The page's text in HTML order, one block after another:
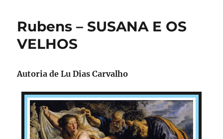
Rubens – SUSANA E OS
VELHOS
Autoria de Lu Dias Carvalho